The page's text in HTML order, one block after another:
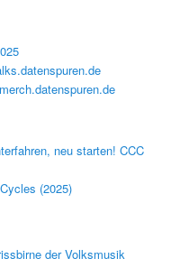
neu starten! CCC
(2025)
der Volksmusik